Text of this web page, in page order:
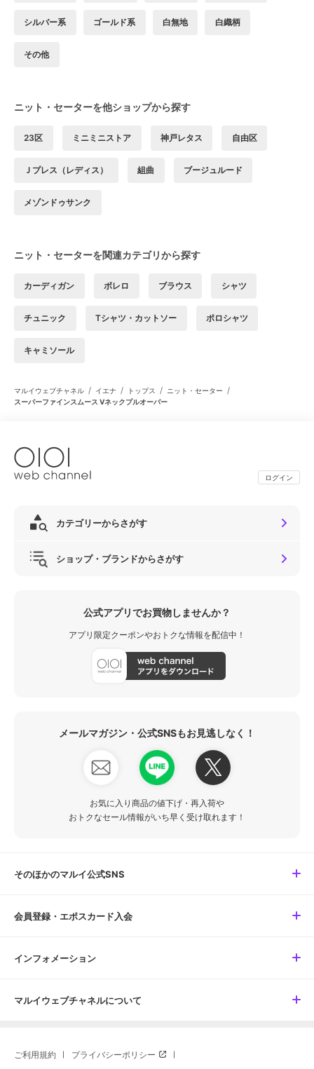
シルバー系 ゴールド系 白無地 白織柄
その他
ニット・セーターを他ショップから探す
23区 ミニミニストア 神戸レタス 自由区
Ｊプレス（レディス） 組曲 ブージュルード
メゾンドゥサンク
ニット・セーターを関連カテゴリから探す
カーディガン ボレロ ブラウス シャツ
チュニック Tシャツ・カットソー ポロシャツ
キャミソール
マルイウェブチャネル / イエナ / トップス / ニット・セーター /
スーパーファインスムース Vネックプルオーバー
ログイン
カテゴリーからさがす
ショップ・ブランドからさがす
公式アプリでお買物しませんか？
アプリ限定クーポンやおトクな情報を配信中！
メールマガジン・公式SNSもお見逃しなく！
お気に入り商品の値下げ・再入荷や
おトクなセール情報がいち早く受け取れます！
そのほかのマルイ公式SNS
会員登録・エポスカード入会
インフォメーション
マルイウェブチャネルについて
ご利用規約 プライバシーポリシー